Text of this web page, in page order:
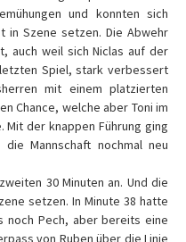
und konnten sich
in Szene setzen. Die Abwehr
auch weil sich Niclas auf der
Spiel, stark verbessert
mit einem platzierten
Chance, welche aber Toni im
der knappen Führung ging
Mannschaft nochmal neu
30 Minuten an. Und die
setzen. In Minute 38 hatte
noch Pech, aber bereits eine
von Ruben über die Linie